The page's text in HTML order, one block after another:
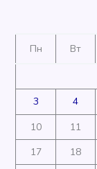
Пн Вт
3
4
10
11
17
18